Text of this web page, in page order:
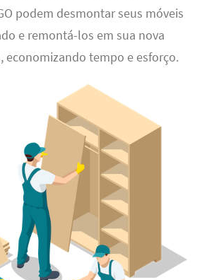
podem desmontar seus móveis
e remontá-los em sua nova
economizando tempo e esforço.